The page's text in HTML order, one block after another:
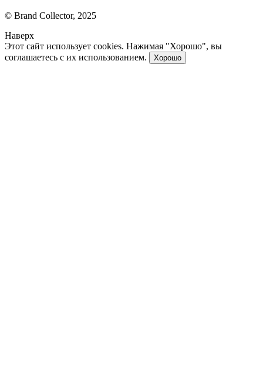
© Brand Collector, 2025
Наверх
Этот сайт использует cookies. Нажимая "Хорошо", вы
соглашаетесь с их использованием.
Хорошо